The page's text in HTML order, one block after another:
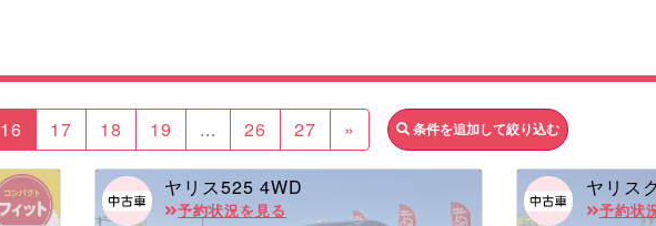
16 17 18 19 ... 26 27 » 条件を追加して絞り込む
ヤリス525 4WD
予約状況を見る
ヤリス
予約状